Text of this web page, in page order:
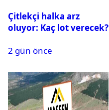
Çitlekçi halka arz
oluyor: Kaç lot verecek?
2 gün önce